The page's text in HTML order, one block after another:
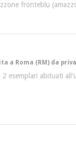
fronteblu
a Roma (RM) da
esemplari abituati